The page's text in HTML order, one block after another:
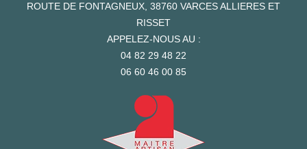
ROUTE DE FONTAGNEUX, 38760 VARCES ALLIERES ET
RISSET
APPELEZ-NOUS AU :
04 82 29 48 22
06 60 46 00 85